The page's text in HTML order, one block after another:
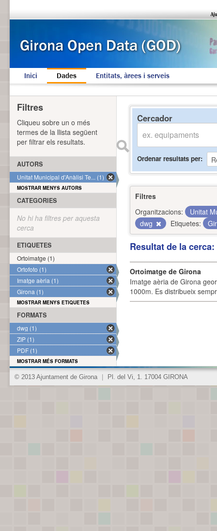
Inici Dades Entitats, àrees i serveis
Cercador
Ordenar resultats per
Filtres
Organitzacions:
Unitat
dwg
Etiquetes:
Resultat de la
Ortoimatge de Girona
Imatge aèria de Girona
1000m. Es distribueix
Filtres
Cliqueu sobre un o més
termes de la llista següent
per filtrar els resultats.
AUTORS
Unitat Municipal d'Anàlisi Te... (1)
MOSTRAR MENYS AUTORS
CATEGORIES
No hi ha filtres per aquesta
cerca
ETIQUETES
Ortoimatge (1)
Ortofoto (1)
Imatge aèria (1)
Girona (1)
MOSTRAR MENYS ETIQUETES
FORMATS
dwg (1)
ZIP (1)
PDF (1)
MOSTRAR MÉS FORMATS
© 2013 Ajuntament de Girona Pl. del Vi, 1. 17004 GIRONA